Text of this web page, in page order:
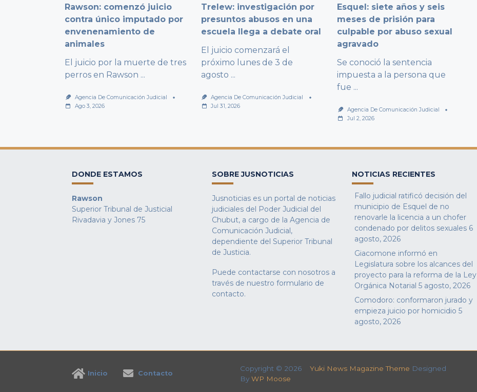
Rawson: comenzó juicio
contra único imputado por
envenenamiento de
animales
El juicio por la muerte de tres
perros en Rawson ...
Agencia De Comunicación Judicial
Ago 3, 2026
Trelew: investigación por
presuntos abusos en una
escuela llega a debate oral
El juicio comenzará el
próximo lunes de 3 de
agosto ...
Agencia De Comunicación Judicial
Jul 31, 2026
Esquel: siete años y seis
meses de prisión para
culpable por abuso sexual
agravado
Se conoció la sentencia
impuesta a la persona que
fue ...
Agencia De Comunicación Judicial
Jul 2, 2026
DONDE ESTAMOS
Rawson
Superior Tribunal de Justicial
Rivadavia y Jones 75
SOBRE JUSNOTICIAS
Jusnoticias es un portal de noticias
judiciales del Poder Judicial del
Chubut, a cargo de la Agencia de
Comunicación Judicial,
dependiente del Superior Tribunal
de Justicia.
Puede contactarse con nosotros a
través de nuestro formulario de
contacto.
NOTICIAS RECIENTES
Fallo judicial ratificó decisión del
municipio de Esquel de no
renovarle la licencia a un chofer
condenado por delitos sexuales 6
agosto, 2026
Giacomone informó en
Legislatura sobre los alcances del
proyecto para la reforma de la Ley
Orgánica Notarial 5 agosto, 2026
Comodoro: conformaron jurado y
empieza juicio por homicidio 5
agosto, 2026
Inicio Contacto
Copyright © 2026 Yuki News Magazine Theme Designed
By WP Moose